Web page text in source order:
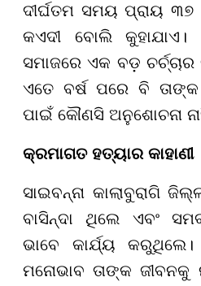
ଦୀର୍ଘତମ ସମୟ ପ୍ରାୟ ୩୭
କଏଦୀ ବୋଲି
ସମାଜରେ ଏକ ବଡ଼
ଏତେ ବର୍ଷ ପରେ ବି
ପାଇଁ କୌଣସି ଅନୁଶୋଚନା
କ୍ରମାଗତ ହତ୍ୟାର କାହାଣୀ
ସାଇବନ୍ନା କାଲାବୁରାଗି
ବାସିନ୍ଦା ଥିଲେ ଏବଂ
ଭାବେ କାର୍ଯ୍ୟ
ମନୋଭାବ ତାଙ୍କ